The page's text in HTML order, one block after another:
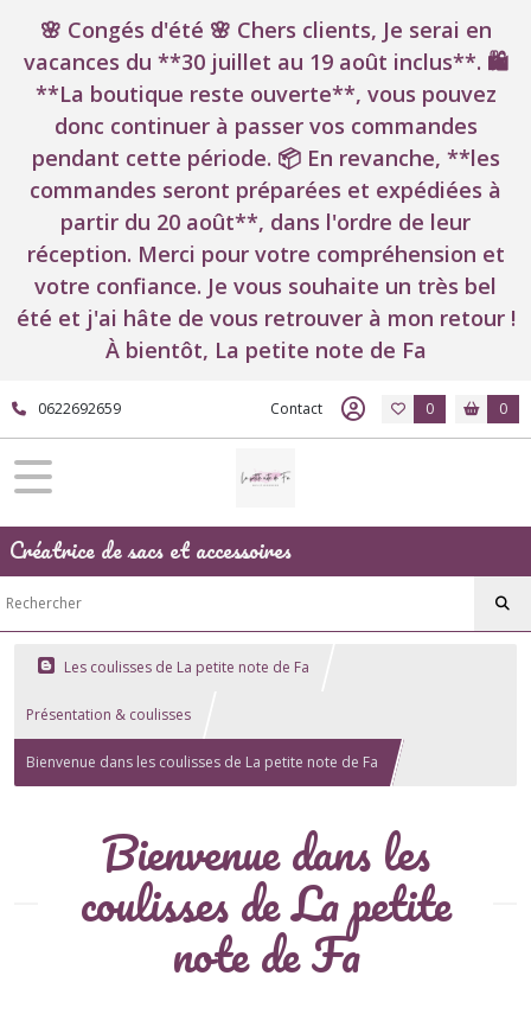
🌸 Congés d'été 🌸 Chers clients, Je serai en
vacances du **30 juillet au 19 août inclus**. 🛍️
**La boutique reste ouverte**, vous pouvez
donc continuer à passer vos commandes
pendant cette période. 📦 En revanche, **les
commandes seront préparées et expédiées à
partir du 20 août**, dans l'ordre de leur
réception. Merci pour votre compréhension et
votre confiance. Je vous souhaite un très bel
été et j'ai hâte de vous retrouver à mon retour !
À bientôt, La petite note de Fa
0622692659 Contact 0 0
Créatrice de sacs et accessoires
Les coulisses de La petite note de Fa
Présentation & coulisses
Bienvenue dans les coulisses de La petite note de Fa
Bienvenue dans les
coulisses de La petite
note de Fa